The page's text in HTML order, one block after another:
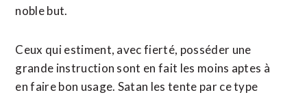
noble but.
Ceux qui estiment, avec fierté, posséder une
grande instruction sont en fait les moins aptes à
en faire bon usage. Satan les tente par ce type